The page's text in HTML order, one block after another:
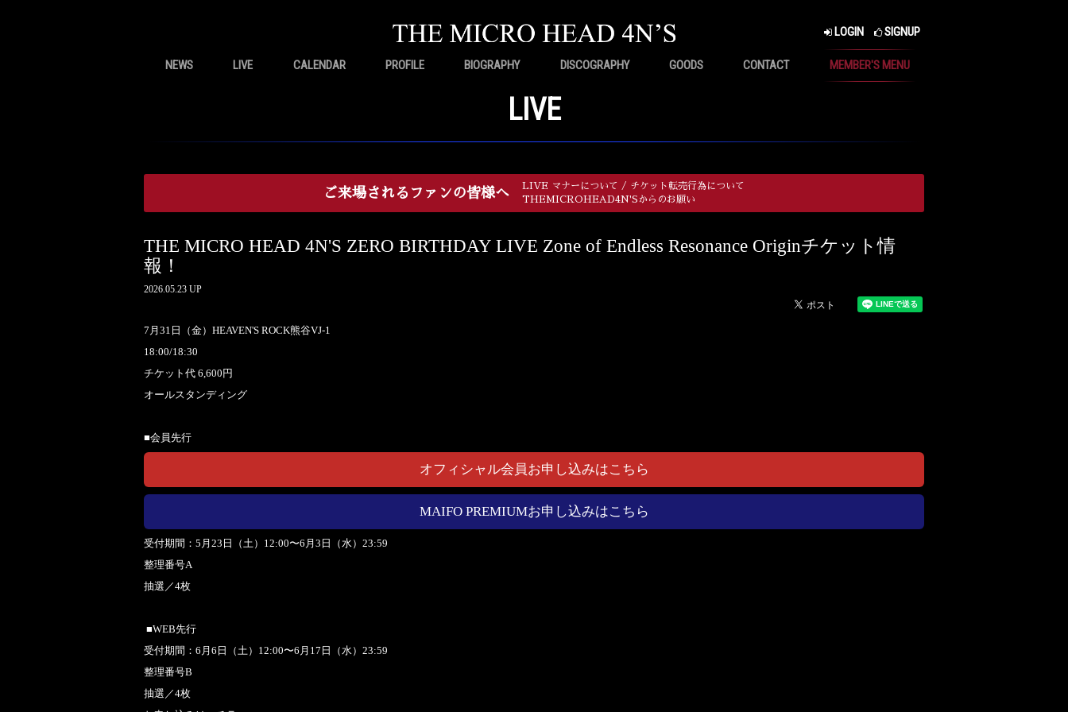
LOGIN SIGNUP
NEWS LIVE CALENDAR PROFILE BIOGRAPHY DISCOGRAPHY GOODS CONTACT MEMBER'S MENU
LIVE
ご来場されるファンの皆様へ
LIVE マナーについて / チケット転売行為について
THEMICROHEAD4N'Sからのお願い
THE MICRO HEAD 4N'S ZERO BIRTHDAY LIVE Zone of Endless Resonance Originチケット情
報！
2026.05.23 UP
7月31日（金）HEAVEN'S ROCK熊⾕VJ-1
18:00/18:30
チケット代 6,600円
オールスタンディング
■会員先行
オフィシャル会員お申し込みはこちら
MAIFO PREMIUMお申し込みはこちら
受付期間：5月23日（土）12:00〜6月3日（水）23:59
整理番号A
抽選／4枚
■WEB先行
受付期間：6月6日（土）12:00〜6月17日（水）23:59
整理番号B
抽選／4枚